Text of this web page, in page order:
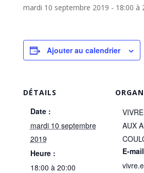
mardi 10 septembre 2019 - 18:00 à
Ajouter au calendrier
DÉTAILS
Date :
mardi 10 septembre
2019
Heure :
18:00 à 20:00
AUX
E-mail